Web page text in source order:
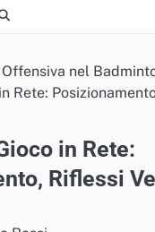
nel
Rete:
in Rete:
Riflessi